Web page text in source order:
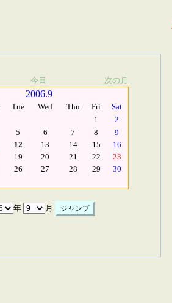
今日 次の月
2006.9
Tue Wed Thu Fri
Sat
1
2
5 6 7 8
9
12 13 14 15
16
19 20 21 22
23
26 27 28 29 30
年 月